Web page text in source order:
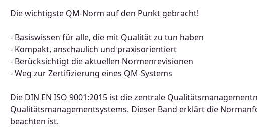
Die wichtigste QM-Norm auf den Punkt gebracht!
- Basiswissen für alle, die mit Qualität zu tun haben
- Kompakt, anschaulich und praxisorientiert
- Berücksichtigt die aktuellen Normenrevisionen
- Weg zur Zertifizierung eines QM-Systems
Die DIN EN ISO 9001:2015 ist die zentrale
Qualitätsmanagementsystems. Dieser Band erklärt die
beachten ist.